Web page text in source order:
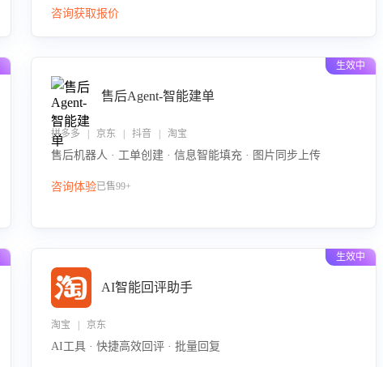
团队的销服能力。
咨询获取报价
生效中
售后Agent-智能建单
拼多多 | 京东 | 抖音 | 淘宝
售后机器人 · 工单创建 · 信息智能填充 · 图片同步上传
咨询体验已售99+
生效中
AI智能回评助手
淘宝 | 京东
AI工具 · 快捷高效回评 · 批量回复